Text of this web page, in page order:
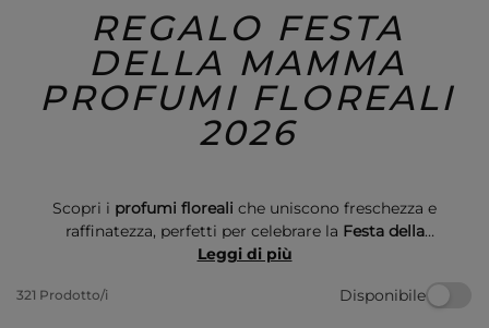
Regalo
REGALO FESTA
DELLA MAMMA
PROFUMI FLOREALI
2026
Scopri i profumi floreali che uniscono freschezza e
raffinatezza, perfetti per celebrare la Festa della
. Queste fragranze avvolgono in un abbraccio
regalo ideale per chi cerca un tocco di bellezza e
Leggi di più
321 Prodotto/i Disponibile